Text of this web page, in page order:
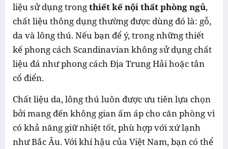
liệu sử dụng trongthiết kế nội thất phòng ngủ,
chất liệu thông dụng thường được dùng đó là: gỗ,
da và lông thú. Nếu bạn để ý, trong những thiết
kế phong cách Scandinavian không sử dụng chất
liệu đá như phong cách Địa Trung Hải hoặc tân
cổ điển.
Chất liệu da, lông thú luôn được ưu tiên lựa chọn
bởi mang đến không gian ấm áp cho căn phòng vì
có khả năng giữ nhiệt tốt, phù hợp với xứ lạnh
như Bắc Âu. Với khí hậu của Việt Nam, bạn có thể